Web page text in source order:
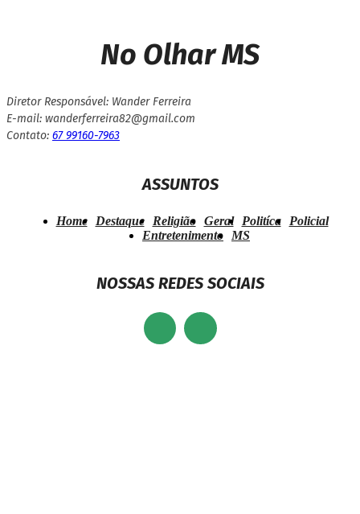
No Olhar MS
Diretor Responsável: Wander Ferreira
E-mail: wanderferreira82@gmail.com
Contato: 67 99160-7963
ASSUNTOS
Home Destaque Religião Geral Politíca
Policial
Entretenimento
MS
NOSSAS REDES SOCIAIS